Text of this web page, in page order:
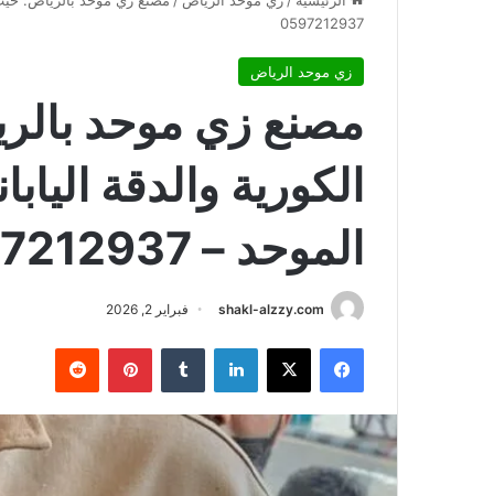
0597212937
زي موحد الرياض
مصنع زي موحد
الكورية والدقة
الموحد – 0597212937
shakl-alzzy.com فبراير 2, 2026
فيسبوك X لينكدإن بينتيريست